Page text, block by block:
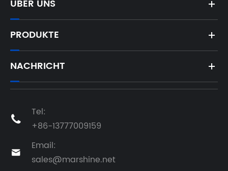
ÜBER UNS
PRODUKTE
NACHRICHT

Tel:
+86-13777009159

Email:
sales@marshine.net